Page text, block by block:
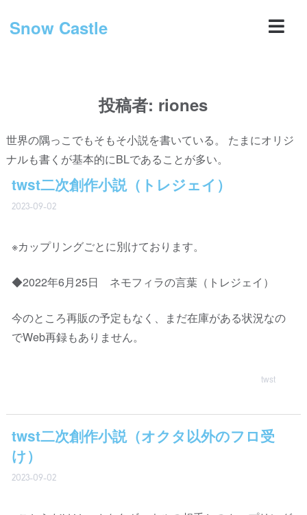
Snow Castle
投稿者: riones
世界の隅っこでもそもそ小説を書いている。 たまにオリジ
ナルも書くが基本的にBLであることが多い。
twst二次創作小説（トレジェイ）
2023-09-02
※カップリングごとに別けております。
◆2022年6月25日 ネモフィラの言葉（トレジェイ）
今のところ再販の予定もなく、まだ在庫がある状況なの
でWeb再録もありません。
twst
twst二次創作小説（オクタ以外のフロ受
け）
2023-09-02